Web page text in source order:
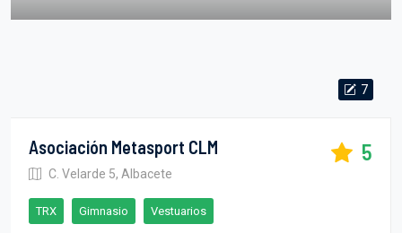
7
Asociación Metasport CLM
C. Velarde 5, Albacete
5
TRX Gimnasio Vestuarios